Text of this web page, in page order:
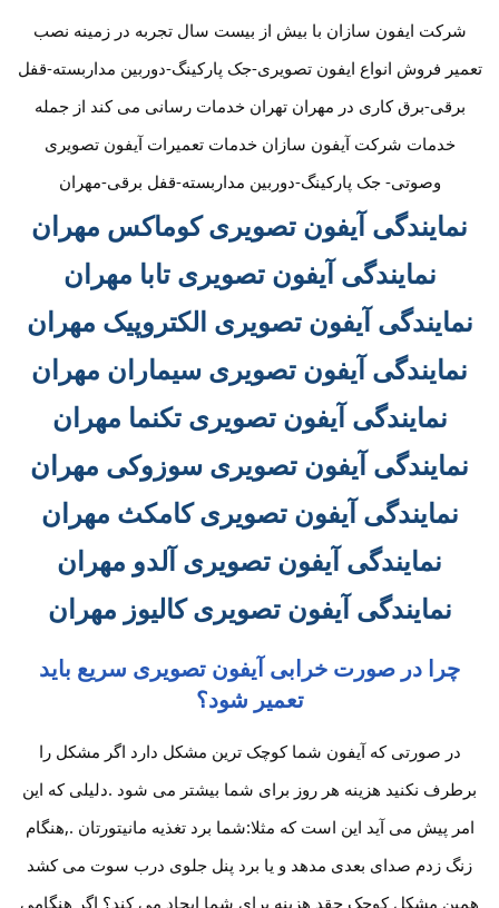
شرکت ایفون سازان با بیش از بیست سال تجربه در زمینه نصب
تعمیر فروش انواع ایفون تصویری-جک پارکینگ-دوربین مداربسته-قفل
برقی-برق کاری در مهران تهران خدمات رسانی می کند از جمله
خدمات شرکت آیفون سازان خدمات تعمیرات آیفون تصویری
وصوتی- جک پارکینگ-دوربین مداربسته-قفل برقی-مهران
نمایندگی آیفون تصویری کوماکس مهران
نمایندگی آیفون تصویری تابا مهران
نمایندگی آیفون تصویری الکتروپیک مهران
نمایندگی آیفون تصویری سیماران مهران
نمایندگی آیفون تصویری تکنما مهران
نمایندگی آیفون تصویری سوزوکی مهران
نمایندگی آیفون تصویری کامکث مهران
نمایندگی آیفون تصویری آلدو مهران
نمایندگی آیفون تصویری کالیوز مهران
چرا در صورت خرابی آیفون تصویری سریع باید
تعمیر شود؟
در صورتی که آیفون شما کوچک ترین مشکل دارد اگر مشکل را
برطرف نکنید هزینه هر روز برای شما بیشتر می شود .دلیلی که این
امر پیش می آید این است که مثلا:شما برد تغذیه مانیتورتان .,هنگام
زنگ زدم صدای بعدی مدهد و یا برد پنل جلوی درب سوت می کشد
همین مشکل کوچک چقد هزینه برای شما ایجاد می کند؟ اگر هنگامی